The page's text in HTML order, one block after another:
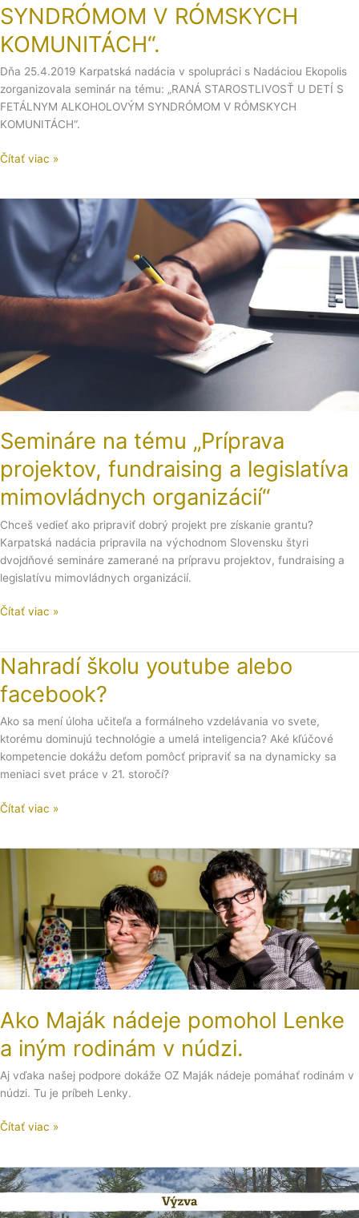
SYNDRÓMOM V RÓMSKYCH
KOMUNITÁCH“.
Dňa 25.4.2019 Karpatská nadácia v spolupráci s Nadáciou Ekopolis
zorganizovala seminár na tému: „RANÁ STAROSTLIVOSŤ U DETÍ S
FETÁLNYM ALKOHOLOVÝM SYNDRÓMOM V RÓMSKYCH
KOMUNITÁCH“.
Čítať viac »
Semináre na tému „Príprava
projektov, fundraising a legislatíva
mimovládnych organizácií“
Chceš vedieť ako pripraviť dobrý projekt pre získanie grantu?
Karpatská nadácia pripravila na východnom Slovensku štyri
dvojdňové semináre zamerané na prípravu projektov, fundraising a
legislatívu mimovládnych organizácií.
Semináre
na
tému
„Príprava
projektov,
fundraising
a
mimovládnych
organizácií“
Čítať viac »
Nahradí školu youtube alebo
facebook?
Ako sa mení úloha učiteľa a formálneho vzdelávania vo svete,
ktorému dominujú technológie a umelá inteligencia? Aké kľúčové
kompetencie dokážu deťom pomôcť pripraviť sa na dynamicky sa
meniaci svet práce v 21. storočí?
Nahradí
školu
youtube
Čítať viac »
Ako Maják nádeje pomohol Lenke
a iným rodinám v núdzi.
Aj vďaka našej podpore dokáže OZ Maják nádeje pomáhať rodinám v
núdzi. Tu je príbeh Lenky.
pomohol
Lenke
iným
rodinám
núdzi.
Čítať viac »
Získaj
podporu
pre